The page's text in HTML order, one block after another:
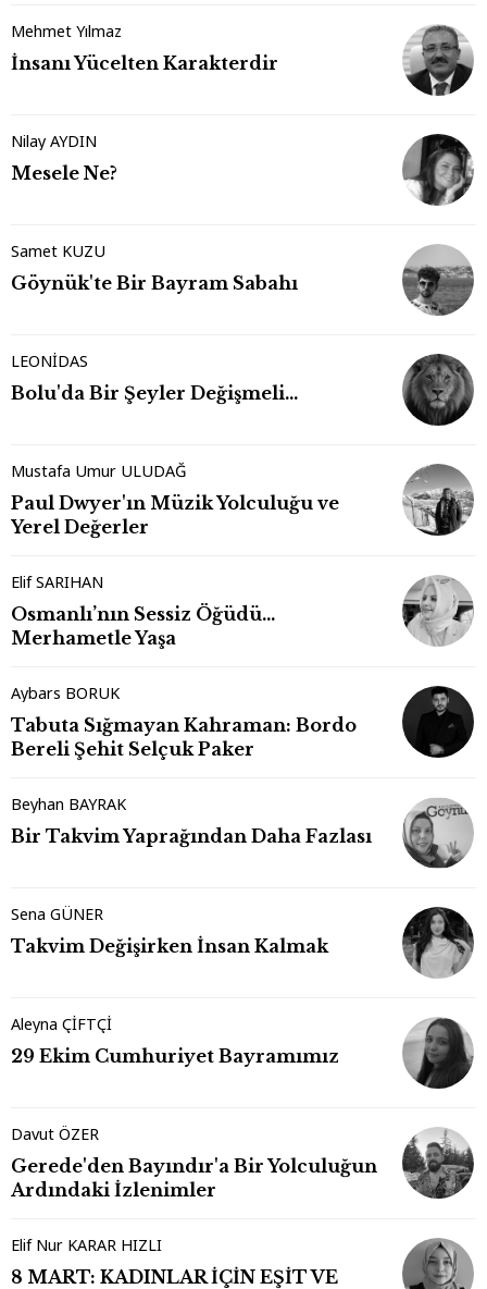
Mehmet Yılmaz
İnsanı Yücelten Karakterdir
Nilay AYDIN
Mesele Ne?
Samet KUZU
Göynük'te Bir Bayram Sabahı
LEONİDAS
Bolu'da Bir Şeyler Değişmeli…
Mustafa Umur ULUDAĞ
Paul Dwyer'ın Müzik Yolculuğu ve
Yerel Değerler
Elif SARIHAN
Osmanlı’nın Sessiz Öğüdü…
Merhametle Yaşa
Aybars BORUK
Tabuta Sığmayan Kahraman: Bordo
Bereli Şehit Selçuk Paker
Beyhan BAYRAK
Bir Takvim Yaprağından Daha Fazlası
Sena GÜNER
Takvim Değişirken İnsan Kalmak
Aleyna ÇİFTÇİ
29 Ekim Cumhuriyet Bayramımız
Davut ÖZER
Gerede'den Bayındır'a Bir Yolculuğun
Ardındaki İzlenimler
Elif Nur KARAR HIZLI
8 MART: KADINLAR İÇİN EŞİT VE